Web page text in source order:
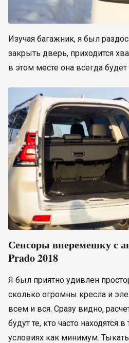
Изучая багажник, я был
закрыть дверь, приходится
в этом месте она всегда будет
Сенсоры вперемешку с
Prado 2018
Я был приятно удивлен
сколько огромны кресла и
всем и вся. Сразу видно,
будут те, кто часто находятся
условиях как минимум.